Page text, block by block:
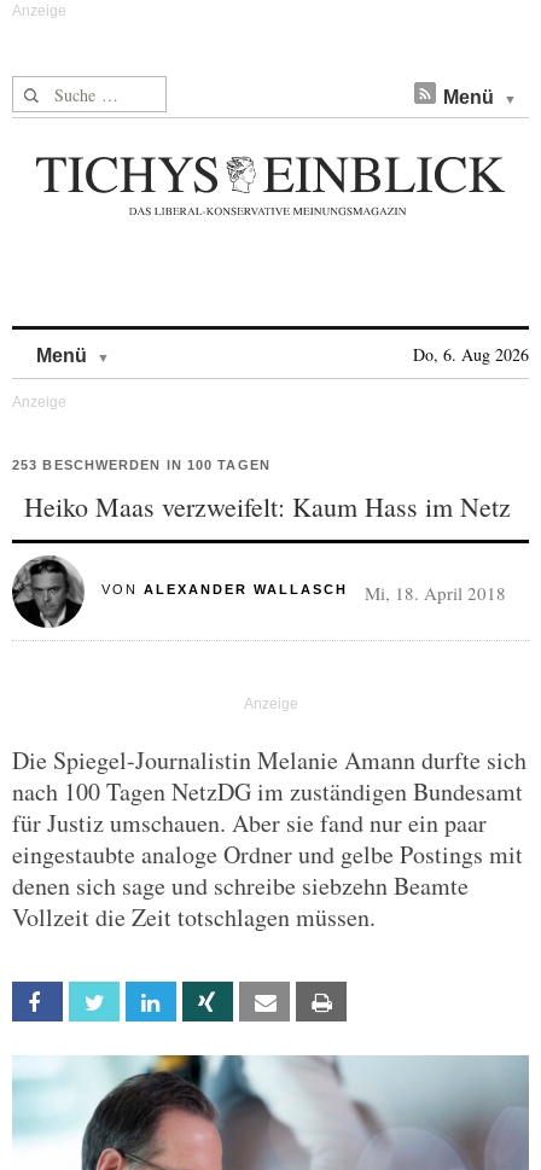
Suche nach: Menü
Menü Do, 6. Aug 2026
253 BESCHWERDEN IN 100 TAGEN
Heiko Maas verzweifelt: Kaum Hass im Netz
VON ALEXANDER WALLASCH Mi, 18. April 2018
Die Spiegel-Journalistin Melanie Amann durfte sich
nach 100 Tagen NetzDG im zuständigen Bundesamt
für Justiz umschauen. Aber sie fand nur ein paar
eingestaubte analoge Ordner und gelbe Postings mit
denen sich sage und schreibe siebzehn Beamte
Vollzeit die Zeit totschlagen müssen.
Facebook Twitter Linkedin Xing Email